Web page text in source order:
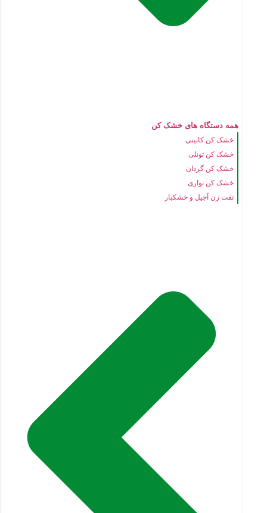
همه دستگاه های خشک کن
خشک کن کابینی
خشک کن تونلی
خشک کن گردان
خشک کن نواری
تفت زن آجیل و خشکبار